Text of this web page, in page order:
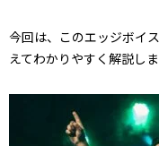
今回は、このエッジボイ
えてわかりやすく解説しま